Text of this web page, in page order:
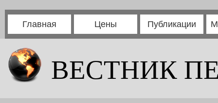
Главная Цены Публикации
ВЕСТНИК